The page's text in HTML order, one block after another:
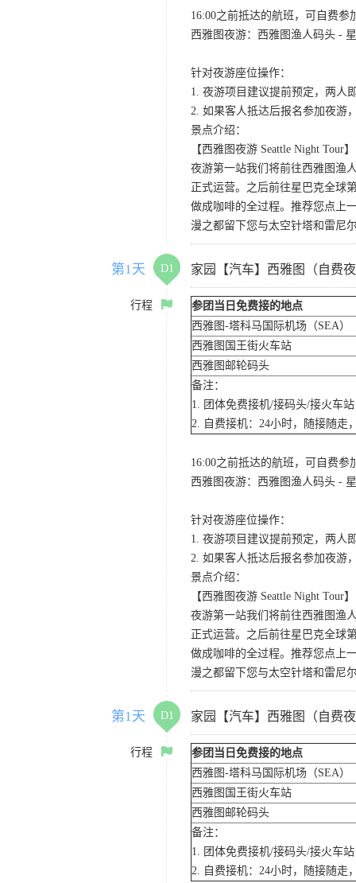
16:00之前抵达的航班，可自费参
西雅图夜游：西雅图渔人码头 -
针对夜游座位操作：
1. 夜游项目建议提前预定，两人
2. 如果客人抵达后报名参加夜游
景点介绍：
【西雅图夜游 Seattle Night Tour】
夜游第一站我们将前往西雅图渔
正式运营。之后前往星巴克全球
做成咖啡的全过程。推荐您点上
漫之都留下您与太空针塔和雷尼
第1天 D1 家园【汽车】西雅图（自费
行程
参团当日免费接的地点
西雅图-塔科马国际机场（SEA）
西雅图国王街火车站
西雅图邮轮码头
备注：
1. 团体免费接机/接码头/接火车
2. 自费接机：24小时，随接随走
16:00之前抵达的航班，可自费参
西雅图夜游：西雅图渔人码头 -
针对夜游座位操作：
1. 夜游项目建议提前预定，两人
2. 如果客人抵达后报名参加夜游
景点介绍：
【西雅图夜游 Seattle Night Tour】
夜游第一站我们将前往西雅图渔
正式运营。之后前往星巴克全球
做成咖啡的全过程。推荐您点上
漫之都留下您与太空针塔和雷尼
第1天 D1 家园【汽车】西雅图（自费
行程
参团当日免费接的地点
西雅图-塔科马国际机场（SEA）
西雅图国王街火车站
西雅图邮轮码头
备注：
1. 团体免费接机/接码头/接火车
2. 自费接机：24小时，随接随走